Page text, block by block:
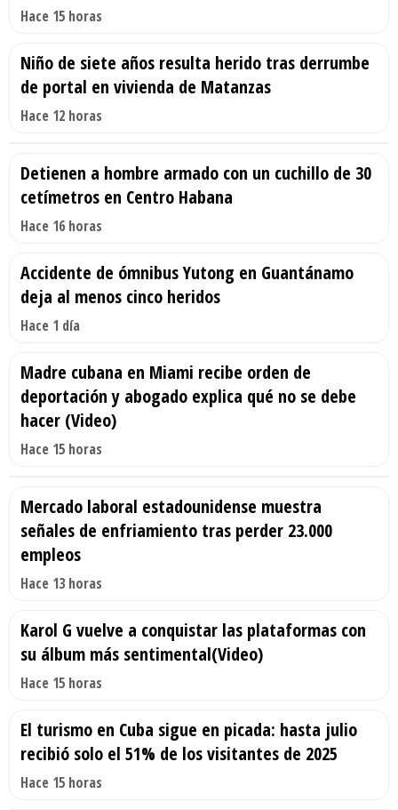
Hace 15 horas
Niño de siete años resulta herido tras derrumbe
de portal en vivienda de Matanzas
Hace 12 horas
Detienen a hombre armado con un cuchillo de 30
cetímetros en Centro Habana
Hace 16 horas
Accidente de ómnibus Yutong en Guantánamo
deja al menos cinco heridos
Hace 1 día
Madre cubana en Miami recibe orden de
deportación y abogado explica qué no se debe
hacer (Video)
Hace 15 horas
Mercado laboral estadounidense muestra
señales de enfriamiento tras perder 23.000
empleos
Hace 13 horas
Karol G vuelve a conquistar las plataformas con
su álbum más sentimental(Video)
Hace 15 horas
El turismo en Cuba sigue en picada: hasta julio
recibió solo el 51% de los visitantes de 2025
Hace 15 horas